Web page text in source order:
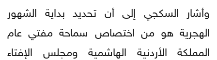
وأشار السكجي إلى أن تحديد بداية الشهور
الهجرية هو من اختصاص سماحة مفتي عام
المملكة الأردنية الهاشمية ومجلس الإفتاء